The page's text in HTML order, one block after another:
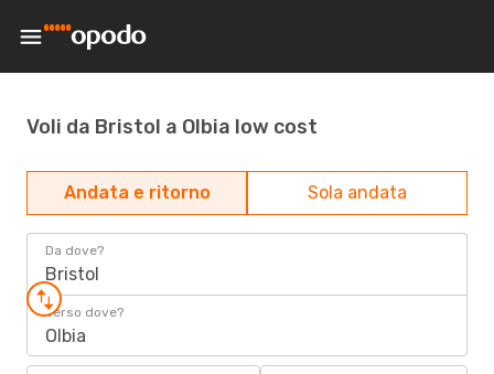
Voli da Bristol a Olbia low cost
Andata e ritorno Sola andata
Da dove?
Bristol
Verso dove?
Olbia